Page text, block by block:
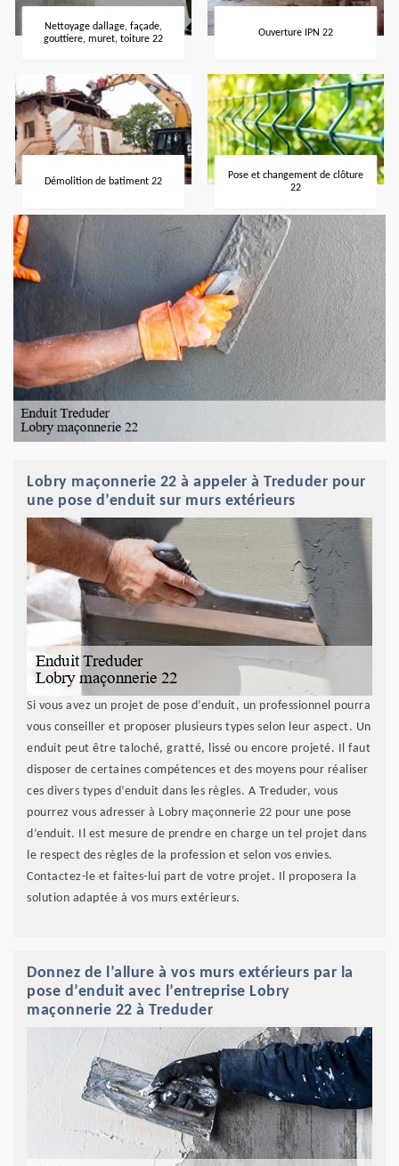
Nettoyage dallage, façade,
gouttiere, muret, toiture 22
Ouverture IPN 22
Démolition de batiment 22
Pose et changement de clôture
22
Lobry maçonnerie 22 à appeler à Treduder pour
une pose d’enduit sur murs extérieurs
Si vous avez un projet de pose d’enduit, un professionnel pourra
vous conseiller et proposer plusieurs types selon leur aspect. Un
enduit peut être taloché, gratté, lissé ou encore projeté. Il faut
disposer de certaines compétences et des moyens pour réaliser
ces divers types d’enduit dans les règles. A Treduder, vous
pourrez vous adresser à Lobry maçonnerie 22 pour une pose
d’enduit. Il est mesure de prendre en charge un tel projet dans
le respect des règles de la profession et selon vos envies.
Contactez-le et faites-lui part de votre projet. Il proposera la
solution adaptée à vos murs extérieurs.
Donnez de l’allure à vos murs extérieurs par la
pose d’enduit avec l’entreprise Lobry
maçonnerie 22 à Treduder